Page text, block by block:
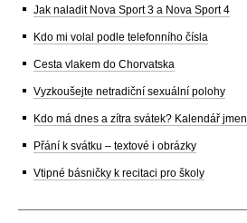
Jak naladit Nova Sport 3 a Nova Sport 4
Kdo mi volal podle telefonního čísla
Cesta vlakem do Chorvatska
Vyzkoušejte netradiční sexuální polohy
Kdo má dnes a zítra svátek? Kalendář jmen
Přání k svátku – textové i obrázky
Vtipné básničky k recitaci pro školy